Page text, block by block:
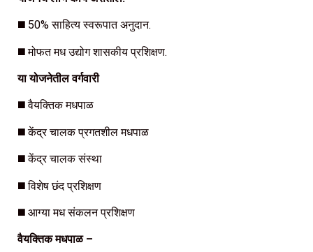
◼️ 50% साहित्य स्वरूपात अनुदान.
◼️ मोफत मध उद्योग शासकीय प्रशिक्षण.
या योजनेतील वर्गवारी
◼️ वैयक्तिक मधपाळ
◼️ केंद्र चालक प्रगतशील मधपाळ
◼️ केंद्र चालक संस्था
◼️ विशेष छंद प्रशिक्षण
◼️ आग्या मध संकलन प्रशिक्षण
वैयक्तिक मधपाळ –